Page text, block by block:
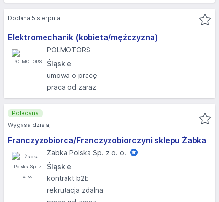
Elektromechanik (kobieta/mężczyzna)
POLMOTORS
Śląskie
umowa o pracę
praca od zaraz
Dodana 5 sierpnia
Franczyzobiorca/Franczyzobiorczyni sklepu Żabka
Żabka Polska Sp. z o. o.
Śląskie
kontrakt b2b
rekrutacja zdalna
Polecana
Wygasa dzisiaj